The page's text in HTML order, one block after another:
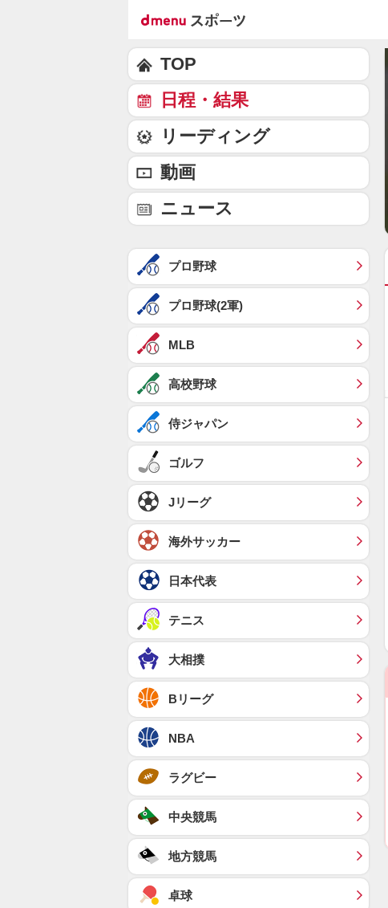
TOP
日程・結果
リーディング
動画
ニュース
プロ野球
プロ野球(2軍)
MLB
高校野球
侍ジャパン
ゴルフ
Jリーグ
海外サッカー
日本代表
テニス
大相撲
Bリーグ
NBA
ラグビー
中央競馬
地方競馬
卓球